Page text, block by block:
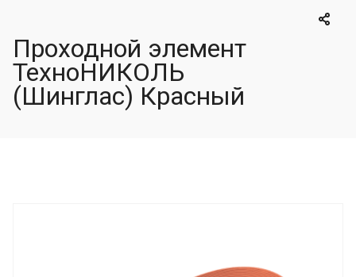
Проходной элемент
ТехноНИКОЛЬ
(Шинглас) Красный